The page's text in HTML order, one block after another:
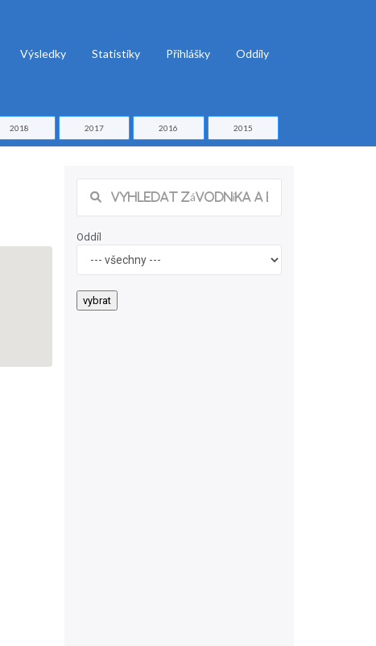
Výsledky Statistiky Přihlášky Oddíly
2018 2017 2016 2015
Oddíl